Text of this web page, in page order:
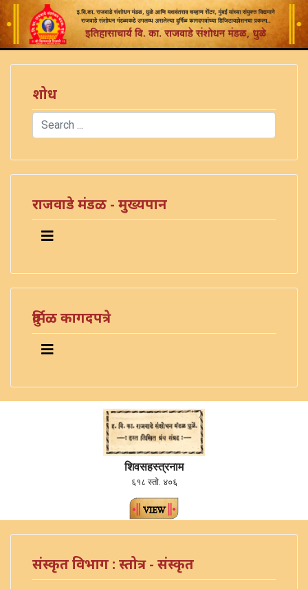
शोध
Search
राजवाडे मंडळ - मुख्यपान
दुर्मिळ कागदपत्रे
शिवसहस्त्रनाम
६१८ स्तो. ४०६
संस्कृत विभाग : स्तोत्र - संस्कृत